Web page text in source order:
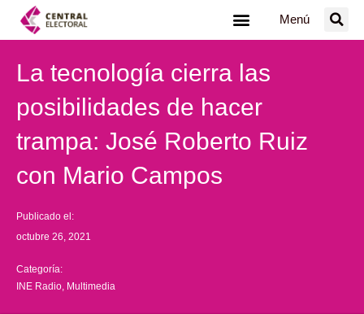
Menú
La tecnología cierra las
posibilidades de hacer
trampa: José Roberto Ruiz
con Mario Campos
Publicado el:
octubre 26, 2021
Categoría:
INE Radio Multimedia